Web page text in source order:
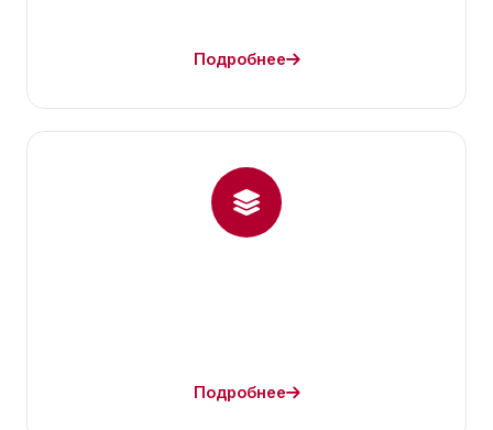
Подробнее
Подробнее